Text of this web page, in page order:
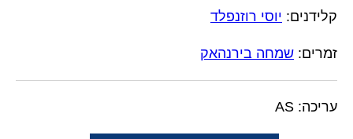
קלידנים: יוסי רוזנפלד
זמרים: שמחה בירנהאק
עריכה: AS